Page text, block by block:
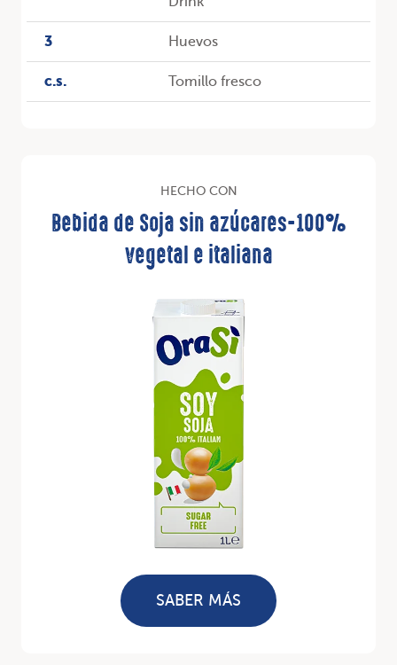
3 Huevos
c.s. Tomillo fresco
HECHO CON
Bebida de Soja sin azúcares-100%
vegetal e italiana
SABER MÁS